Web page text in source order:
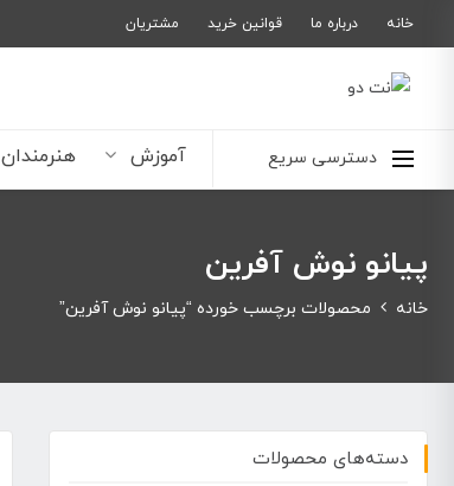
خانه درباره ما قوانین خرید مشتریان
دسترسی سریع آموزش هنرمندان
پیانو نوش آفرین
خانه محصولات برچسب خورده “پیانو نوش آفرین”
دسته‌های محصولات